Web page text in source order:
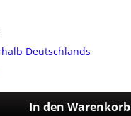
Deutschlands
In den Warenkorb